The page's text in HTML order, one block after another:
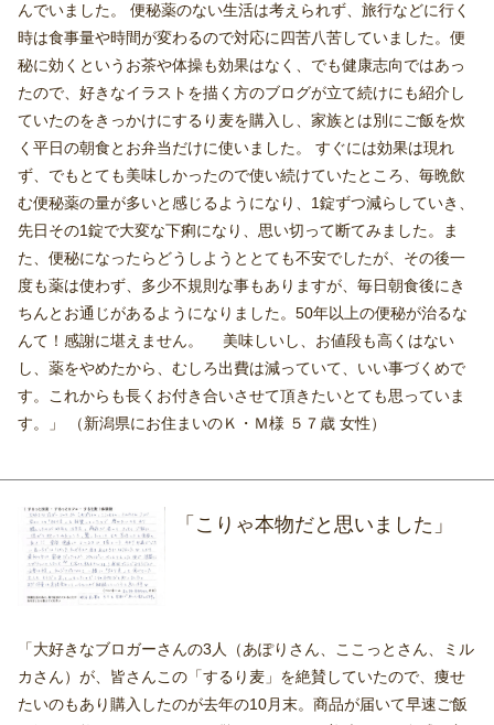
「私は、小学生の頃から便秘がひどく、50年以上薬やセンナなど
のお茶を使ってきました。飲み忘れると後から大変なので、薬局
で比較的安価に買えるピンクの錠剤を、最近は毎晩3錠欠かさず飲
んでいました。 便秘薬のない生活は考えられず、旅行などに行く
時は食事量や時間が変わるので対応に四苦八苦していました。便
秘に効くというお茶や体操も効果はなく、でも健康志向ではあっ
たので、好きなイラストを描く方のブログが立て続けにも紹介し
ていたのをきっかけにするり麦を購入し、家族とは別にご飯を炊
く平日の朝食とお弁当だけに使いました。 すぐには効果は現れ
ず、でもとても美味しかったので使い続けていたところ、毎晩飲
む便秘薬の量が多いと感じるようになり、1錠ずつ減らしていき、
先日その1錠で大変な下痢になり、思い切って断てみました。ま
た、便秘になったらどうしようととても不安でしたが、その後一
度も薬は使わず、多少不規則な事もありますが、毎日朝食後にき
し、薬をやめたから、むしろ出費は減っていて、いい事づくめで
す。これからも長くお付き合いさせて頂きたいとても思っていま
す。」 （新潟県にお住まいのＫ・Ｍ様 ５７歳 女性）
「こりゃ本物だと思いました」